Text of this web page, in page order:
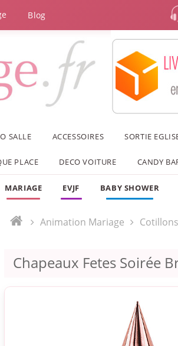
Blog
SALLE ACCESSOIRES SORTIE
PLACE DECO VOITURE CANDY
MARIAGE EVJF BABY SHOWER
Animation Mariage
Chapeaux Fetes Soirée